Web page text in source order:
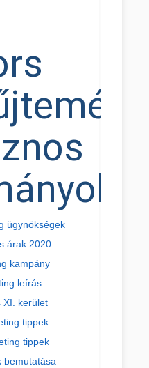
ügynökségek
árak 2020
kampány
leírás
XI. kerület
tippek
tippek
bemutatása